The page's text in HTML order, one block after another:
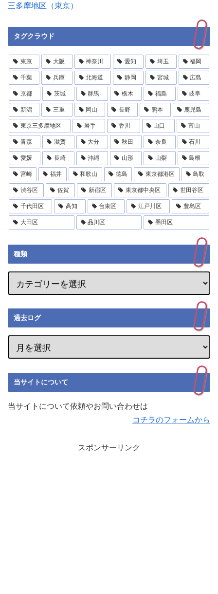
三多摩地区（東京）
タグクラウド
東京 大阪 神奈川 愛知 埼玉 福岡
千葉 兵庫 北海道 静岡 宮城 広島
京都 茨城 群馬 栃木 福島 岐阜
新潟 三重 岡山 長野 熊本 鹿児島
東京三多摩地区 岩手 香川 山口 富山
青森 滋賀 大分 秋田 奈良 石川
愛媛 長崎 沖縄 山形 山梨 島根
宮崎 福井 和歌山 徳島 東京都港区 鳥取
渋谷区 佐賀 新宿区 東京都中央区 世田谷区
千代田区 高知 台東区 江戸川区 豊島区
大田区 品川区 墨田区
種類
過去ログ
当サイトについて
当サイトについて依頼やお問い合わせは
コチラのフォームから
スポンサーリンク